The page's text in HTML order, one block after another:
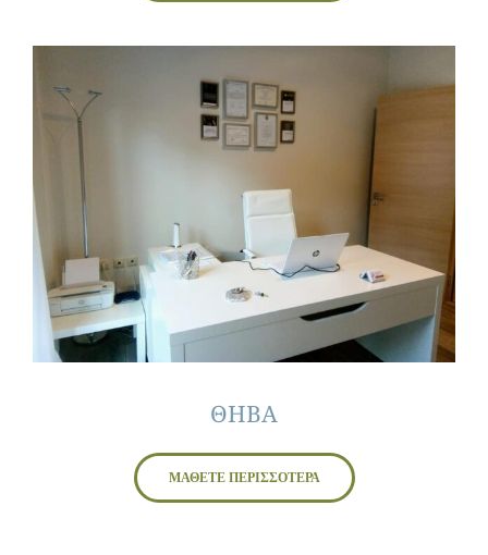
ΘΗΒΑ
ΜΑΘΕΤΕ ΠΕΡΙΣΣΟΤΕΡΑ